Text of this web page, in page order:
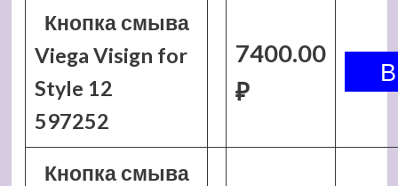
Кнопка смыва
Viega Visign for
Style 12
597252
7400.00
₽
Кнопка смыва